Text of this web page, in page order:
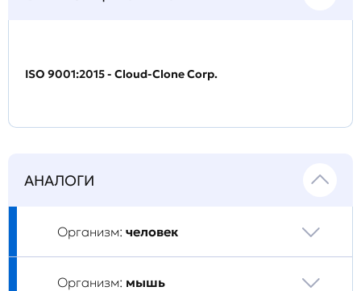
ISO 9001:2015 - Cloud-Clone Corp.
АНАЛОГИ
Организм: человек
Организм: мышь